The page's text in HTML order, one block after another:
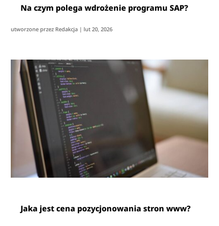
Na czym polega wdrożenie programu SAP?
utworzone przez Redakcja | lut 20, 2026
Jaka jest cena pozycjonowania stron www?